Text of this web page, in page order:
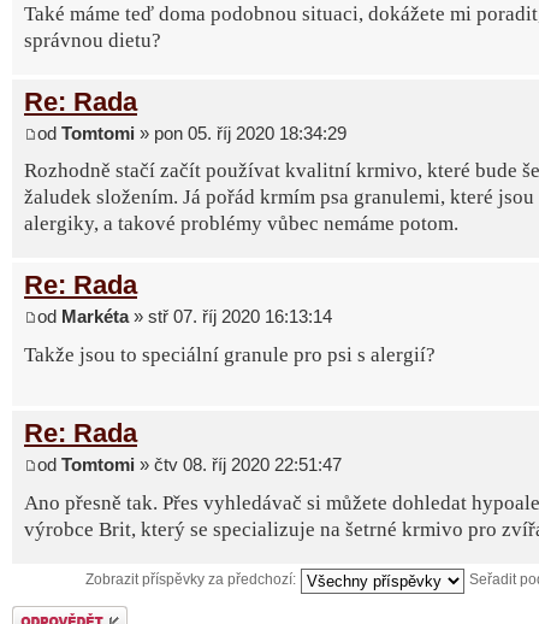
Také máme teď doma podobnou situaci, dokážete mi
správnou dietu?
Re: Rada
od Tomtomi » pon 05. říj 2020 18:34:29
Rozhodně stačí začít používat kvalitní krmivo, které bude
žaludek složením. Já pořád krmím psa granulemi, které
alergiky, a takové problémy vůbec nemáme potom.
Re: Rada
od Markéta» stř 07. říj 2020 16:13:14
Takže jsou to speciální granule pro psi s alergií?
Re: Rada
od Tomtomi » čtv 08. říj 2020 22:51:47
Ano přesně tak. Přes vyhledávač si můžete dohledat
výrobce Brit, který se specializuje na šetrné krmivo pro
Zobrazit příspěvky za předchozí: Seřadit
Odeslat odpověď